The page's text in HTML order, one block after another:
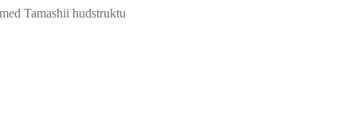
Tamashii hudstruktu